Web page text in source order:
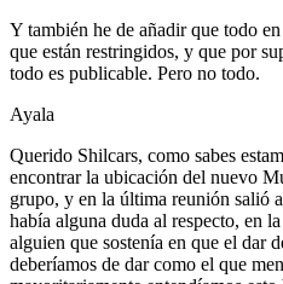
Y también he de añadir que todo
que están restringidos, y que por
todo es publicable. Pero no todo.
Ayala
Querido Shilcars, como sabes
encontrar la ubicación del nuevo
grupo, y en la última reunión salió
había alguna duda al respecto, en
alguien que sostenía en que el dar
deberíamos de dar como el que